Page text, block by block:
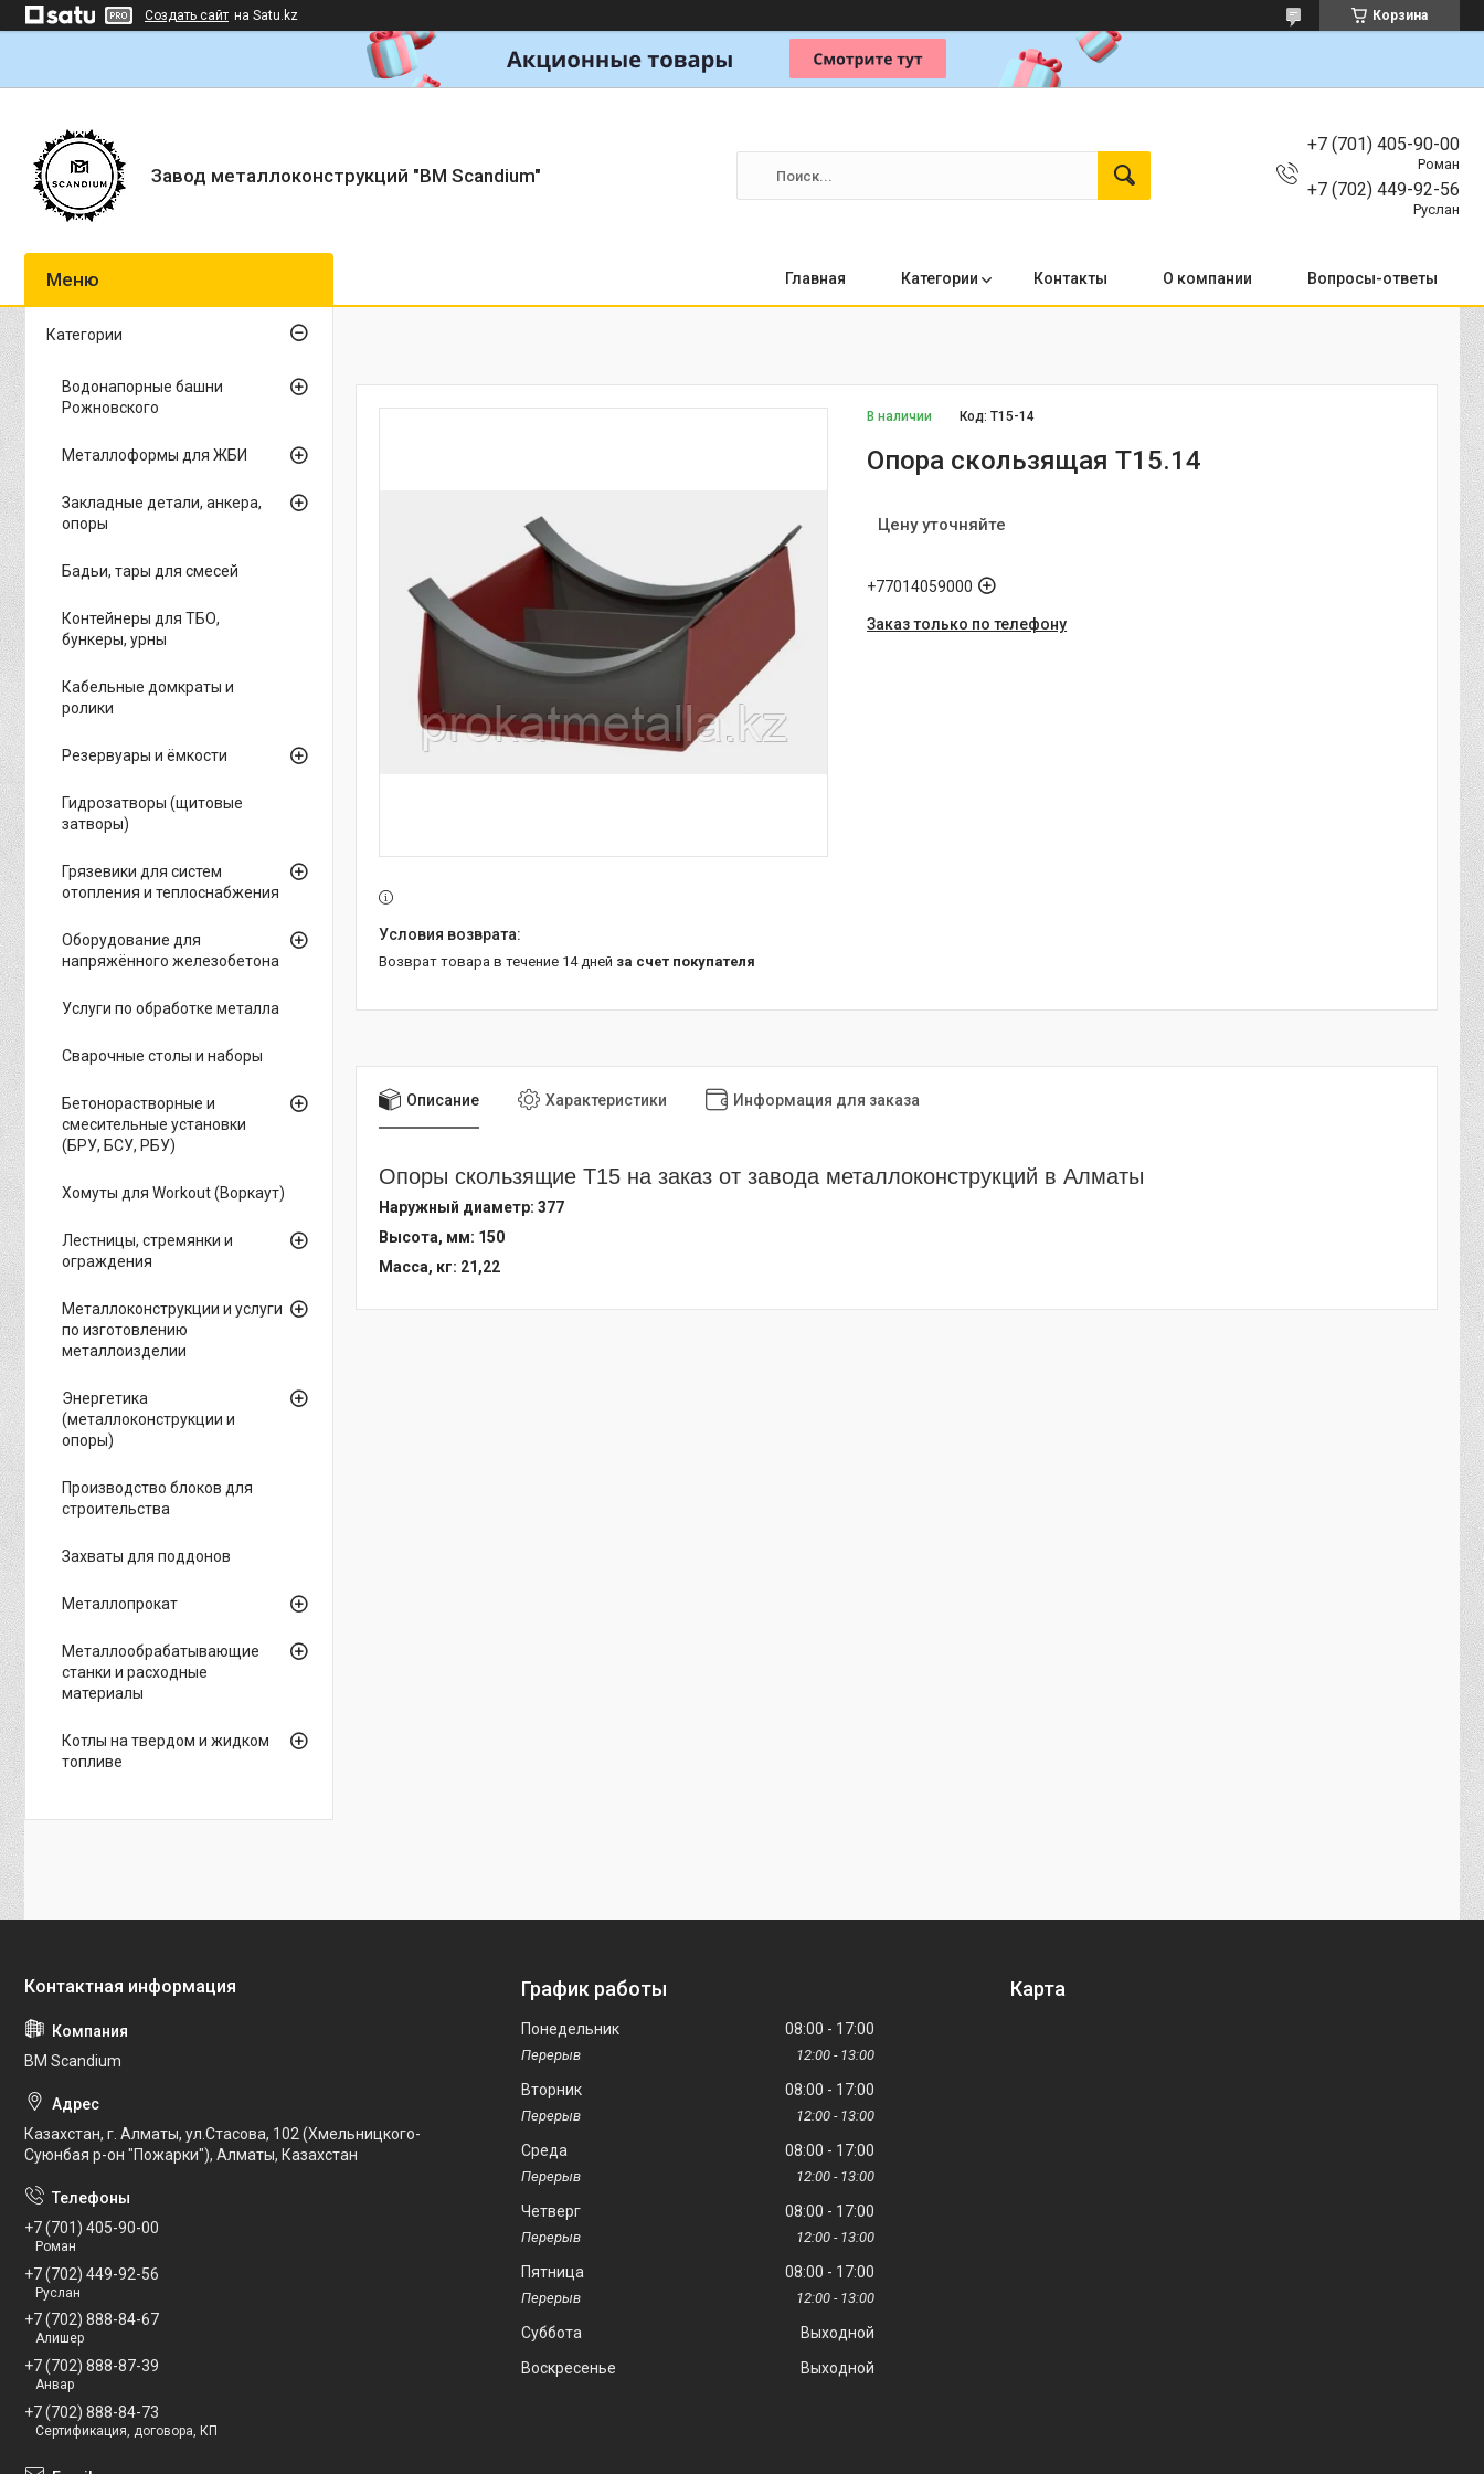
Создать сайт на Satu.kz Корзина
Завод металлоконструкций "BM Scandium"
+7 (701) 405-90-00
Роман
+7 (702) 449-92-56
Руслан
Главная Категории Контакты О компании Вопросы-ответы
В наличии Код:T15-14
Опора скользящая Т15.14
Цену уточняйте
+77014059000
Заказ только по телефону
возврат товара в течение 14 дней за счет покупателя
Описание Характеристики Информация для заказа
Опоры скользящие Т15 на заказ от завода металлоконструкций в Алматы
Наружный диаметр: 377
Высота, мм: 150
Масса, кг: 21,22
Категории
Водонапорные башни
Рожновского
Металлоформы для ЖБИ
Закладные детали, анкера,
опоры
Бадьи, тары для смесей
Контейнеры для ТБО,
бункеры, урны
Кабельные домкраты и
ролики
Резервуары и ёмкости
Гидрозатворы (щитовые
затворы)
Грязевики для систем
отопления и теплоснабжения
Оборудование для
напряжённого железобетона
Услуги по обработке металла
Сварочные столы и наборы
Бетонорастворные и
смесительные установки
(БРУ, БСУ, РБУ)
Хомуты для Workout (Воркаут)
Лестницы, стремянки и
ограждения
Металлоконструкции и услуги
по изготовлению
металлоизделии
Энергетика
(металлоконструкции и
опоры)
Производство блоков для
строительства
Захваты для поддонов
Металлопрокат
Металлообрабатывающие
станки и расходные
материалы
Котлы на твердом и жидком
топливе
BM Scandium
Казахстан, г. Алматы, ул.Стасова, 102 (Хмельницкого-
Суюнбая р-он "Пожарки"), Алматы, Казахстан
+7 (701) 405-90-00
Роман
+7 (702) 449-92-56
Руслан
+7 (702) 888-84-67
Алишер
+7 (702) 888-87-39
Анвар
+7 (702) 888-84-73
Сертификация, договора, КП
График работы
Понедельник 08:00 17:00
12:00 13:00
Вторник 08:00 17:00
12:00 13:00
Среда 08:00 17:00
12:00 13:00
Четверг 08:00 17:00
12:00 13:00
Пятница 08:00 17:00
12:00 13:00
Суббота
Выходной
Воскресенье
Выходной
Карта